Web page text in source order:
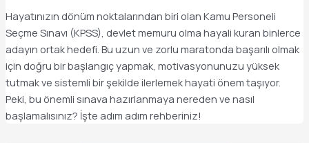
Hayatınızın dönüm noktalarından biri olan Kamu Personeli
Seçme Sınavı (KPSS), devlet memuru olma hayali kuran binlerce
adayın ortak hedefi. Bu uzun ve zorlu maratonda başarılı olmak
için doğru bir başlangıç yapmak, motivasyonunuzu yüksek
tutmak ve sistemli bir şekilde ilerlemek hayati önem taşıyor.
Peki, bu önemli sınava hazırlanmaya nereden ve nasıl
başlamalısınız? İşte adım adım rehberiniz!